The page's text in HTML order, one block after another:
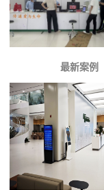
最新案例